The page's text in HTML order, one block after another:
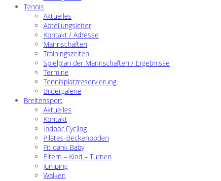
Tennis
Aktuelles
Abteilungsleiter
Kontakt / Adresse
Mannschaften
Trainingszeiten
Spielplan der Mannschaften / Ergebnisse
Termine
Tennisplatzreservierung
Bildergalerie
Breitensport
Aktuelles
Kontakt
Indoor Cycling
Pilates-Beckenboden
Fit dank Baby
Eltern – Kind – Turnen
Jumping
Walken